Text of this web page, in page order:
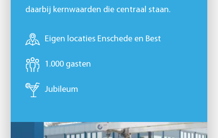
daarbij kernwaarden die centraal staan.
Eigen locaties Enschede en Best
1.000 gasten
Jubileum